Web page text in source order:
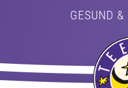
GESUND &